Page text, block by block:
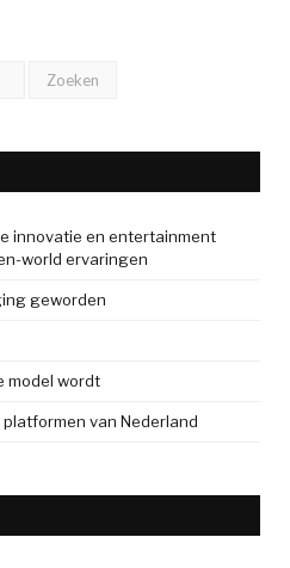
innovatie en entertainment
world ervaringen
geworden
model wordt
van Nederland